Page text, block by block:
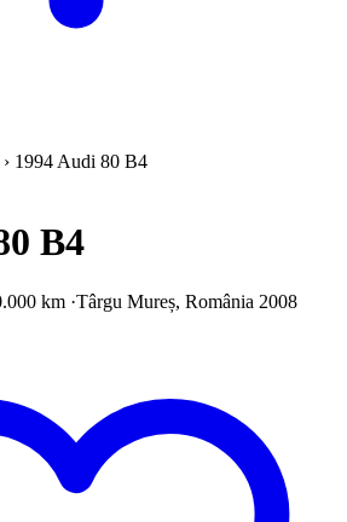
› 1994 Audi 80 B4
B4
km ·Târgu Mureș, România 2008